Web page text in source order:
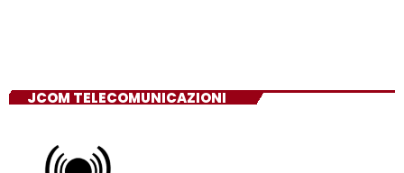
JCOM TELECOMUNICAZIONI